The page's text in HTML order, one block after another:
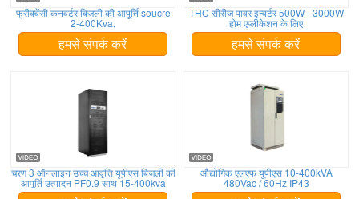
फ्रीक्वेंसी कनवर्टर बिजली की आपूर्ति soucre
2-400Kva,
हमसे संपर्क करें
THC सीरीज पावर इन्वर्टर 500W - 3000W
होम एप्लीकेशन के लिए
हमसे संपर्क करें
चरण 3 ऑनलाइन उच्च आवृत्ति यूपीएस बिजली की
आपूर्ति उत्पादन PF0.9 साथ 15-400kva
औद्योगिक एलएफ यूपीएस 10-400kVA
480Vac / 60Hz IP43